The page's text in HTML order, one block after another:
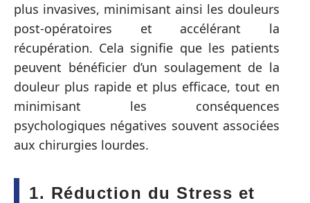
plus invasives, minimisant ainsi les douleurs
post-opératoires et accélérant la
récupération. Cela signifie que les patients
peuvent bénéficier d’un soulagement de la
douleur plus rapide et plus efficace, tout en
minimisant les conséquences
psychologiques négatives souvent associées
aux chirurgies lourdes.
1. Réduction du Stress et